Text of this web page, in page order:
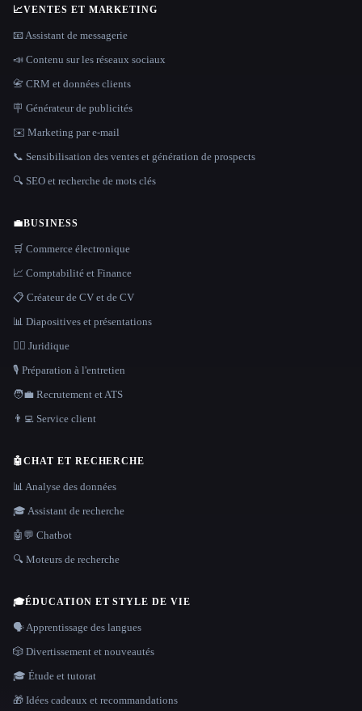
📈VENTES ET MARKETING
📧 Assistant de messagerie
📣 Contenu sur les réseaux sociaux
📇 CRM et données clients
🪧 Générateur de publicités
✉️ Marketing par e-mail
📞 Sensibilisation des ventes et génération de prospects
🔍 SEO et recherche de mots clés
💼BUSINESS
🛒 Commerce électronique
📈 Comptabilité et Finance
📋 Créateur de CV et de CV
📊 Diapositives et présentations
👩‍⚖️ Juridique
🎙️ Préparation à l'entretien
🧑‍💼 Recrutement et ATS
👨‍💻 Service client
🤖CHAT ET RECHERCHE
📊 Analyse des données
🎓 Assistant de recherche
🤖💬 Chatbot
🔍 Moteurs de recherche
🎓ÉDUCATION ET STYLE DE VIE
🗣️ Apprentissage des langues
🎲 Divertissement et nouveautés
🎓 Étude et tutorat
🎁 Idées cadeaux et recommandations